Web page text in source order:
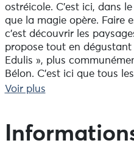
ostréicole. C’est ici, dans
que la magie opère. Faire
c’est découvrir les
propose tout en dégustant
Edulis », plus
Bélon. C’est ici que tous
s’arrêtent, pour passer un
nécessaires.
Voir plus